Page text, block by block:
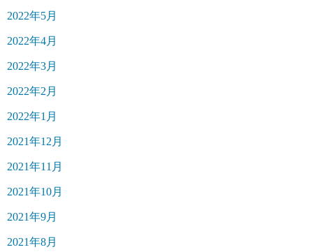
2022年5月
2022年4月
2022年3月
2022年2月
2022年1月
2021年12月
2021年11月
2021年10月
2021年9月
2021年8月